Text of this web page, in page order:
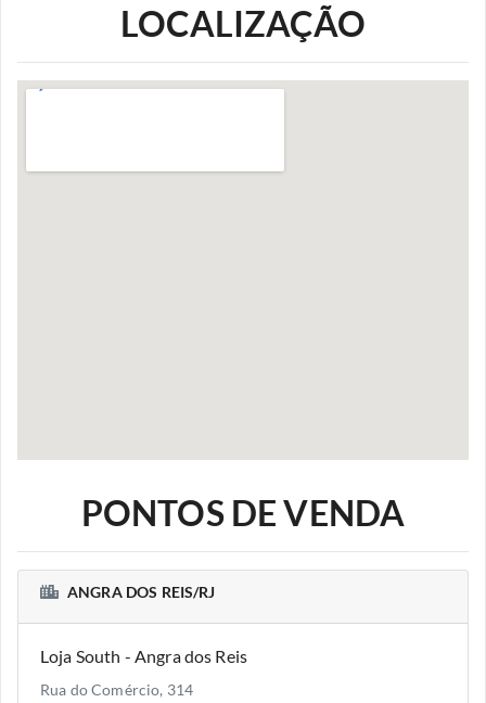
LOCALIZAÇÃO
PONTOS DE VENDA
ANGRA DOS REIS/RJ
Loja South - Angra dos Reis
Rua do Comércio, 314